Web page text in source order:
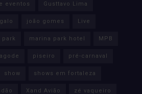
eventos Gusttavo Lima
joão gomes Live
park marina park hotel MPB
piseiro pré-carnaval
show shows em fortaleza
Xand Avião zé vaqueiro